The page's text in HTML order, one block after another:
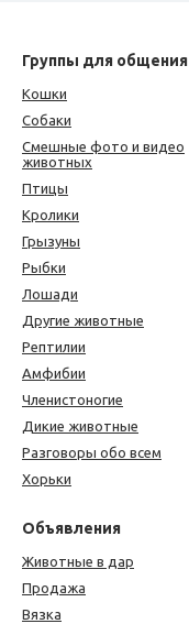
Группы для общения
Кошки
Собаки
Смешные фото и видео
животных
Птицы
Кролики
Грызуны
Рыбки
Лошади
Другие животные
Рептилии
Амфибии
Членистоногие
Дикие животные
Разговоры обо всем
Хорьки
Объявления
Животные в дар
Продажа
Вязка